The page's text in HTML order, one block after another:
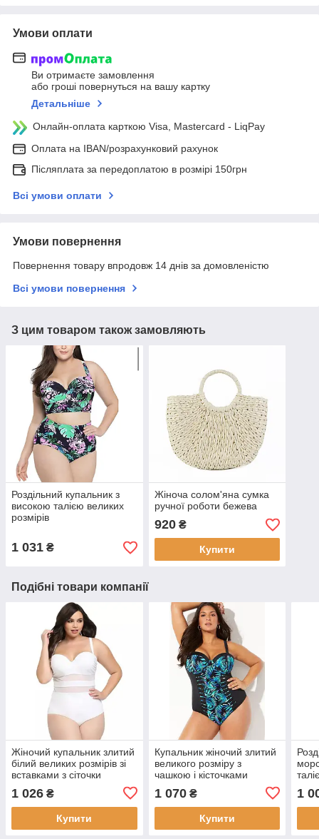
Умови оплати
Ви отримаєте замовлення
або гроші повернуться на вашу картку
Детальніше
Онлайн-оплата карткою Visa, Mastercard - LiqPay
Оплата на IBAN/розрахунковий рахунок
Післяплата за передоплатою в розмірі 150грн
Всі умови оплати
Умови повернення
Повернення товару впродовж 14 днів за домовленістю
Всі умови повернення
З цим товаром також замовляють
Роздільний купальник з
високою талією великих
розмірів
1 031 ₴
Жіноча солом'яна сумка
ручної роботи бежева
920₴
Купити
Подібні товари компанії
Жіночий купальник злитий
білий великих розмірів зі
вставками з сіточки
1 026 ₴
Купити
Купальник жіночий злитий
великого розміру з
чашкою і кісточками
1 070₴
Купити
1